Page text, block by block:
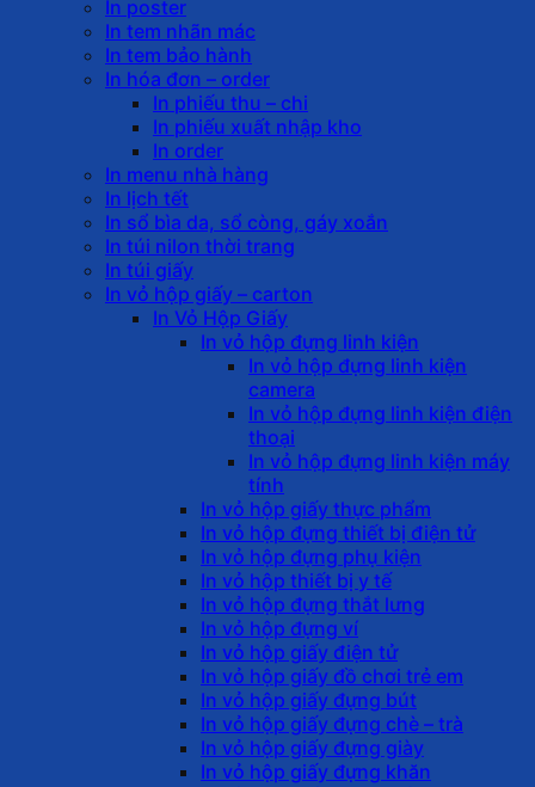
In poster
In tem nhãn mác
In tem bảo hành
In hóa đơn – order
In phiếu thu – chi
In phiếu xuất nhập kho
In order
In menu nhà hàng
In lịch tết
In sổ bìa da, sổ còng, gáy xoắn
In túi nilon thời trang
In túi giấy
In vỏ hộp giấy – carton
In Vỏ Hộp Giấy
In vỏ hộp đựng linh kiện
In vỏ hộp đựng linh kiện
camera
In vỏ hộp đựng linh kiện điện
thoại
In vỏ hộp đựng linh kiện máy
tính
In vỏ hộp giấy thực phẩm
In vỏ hộp đựng thiết bị điện tử
In vỏ hộp đựng phụ kiện
In vỏ hộp thiết bị y tế
In vỏ hộp đựng thắt lưng
In vỏ hộp đựng ví
In vỏ hộp giấy điện tử
In vỏ hộp giấy đồ chơi trẻ em
In vỏ hộp giấy đựng bút
In vỏ hộp giấy đựng chè – trà
In vỏ hộp giấy đựng giày
In vỏ hộp giấy đựng khăn